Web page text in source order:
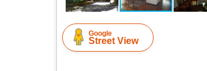
Google
Street View